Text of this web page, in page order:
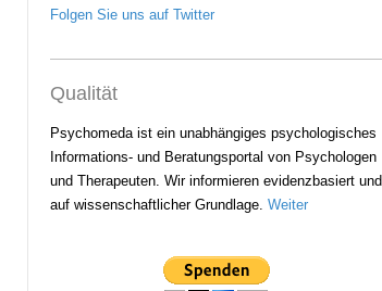
Folgen Sie uns auf Twitter
Qualität
Psychomeda ist ein unabhängiges psychologisches
Informations- und Beratungsportal von Psychologen
und Therapeuten. Wir informieren evidenzbasiert und
auf wissenschaftlicher Grundlage. Weiter